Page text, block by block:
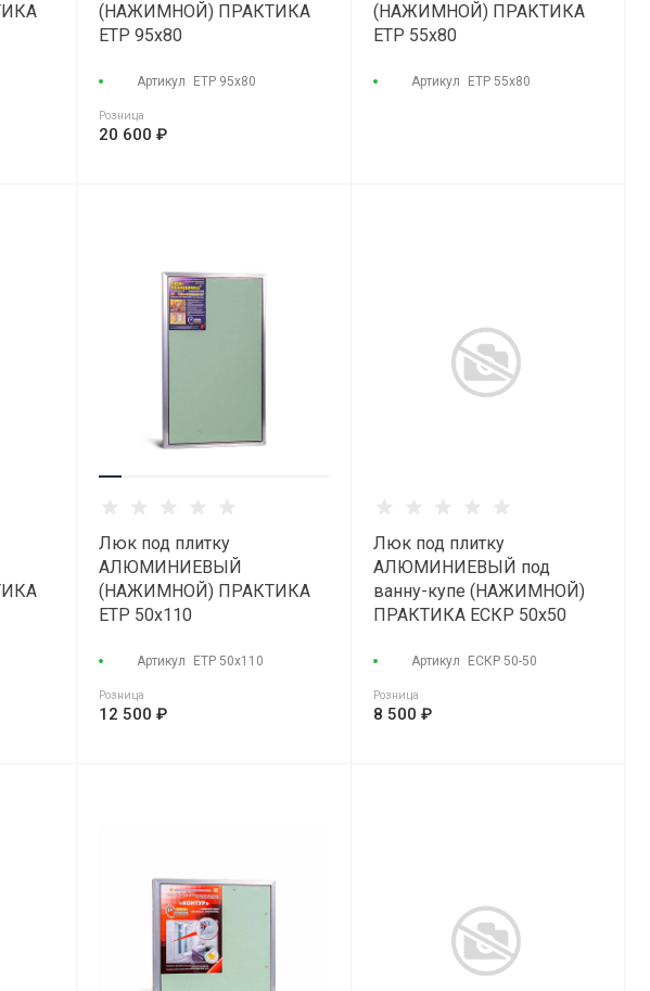
(НАЖИМНОЙ) ПРАКТИКА
ETP 95x80
Артикул ЕТР 95х80
Розница
20 600 ₽
(НАЖИМНОЙ) ПРАКТИКА
ETP 55x80
Артикул ЕТР 55х80
Люк под плитку
АЛЮМИНИЕВЫЙ
(НАЖИМНОЙ) ПРАКТИКА
ETP 50x110
Артикул ЕТР 50х110
Розница
12 500 ₽
Люк под плитку
АЛЮМИНИЕВЫЙ под
ванну-купе (НАЖИМНОЙ)
ПРАКТИКА ЕСКР 50x50
Артикул ЕСКР 50-50
Розница
8 500 ₽